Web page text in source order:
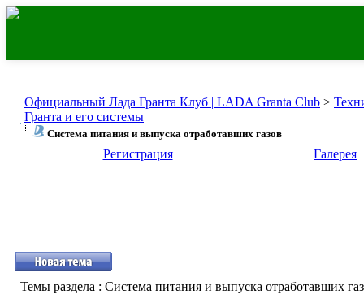
Официальный Лада Гранта Клуб | LADA Granta Club >
Гранта и его системы
Система питания и выпуска отработавших газов
Регистрация Галерея
Темы раздела : Система питания и выпуска отработавших